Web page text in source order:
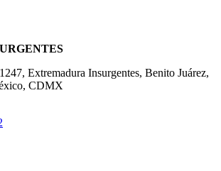
Extremadura Insurgentes, Benito Juárez,
CDMX